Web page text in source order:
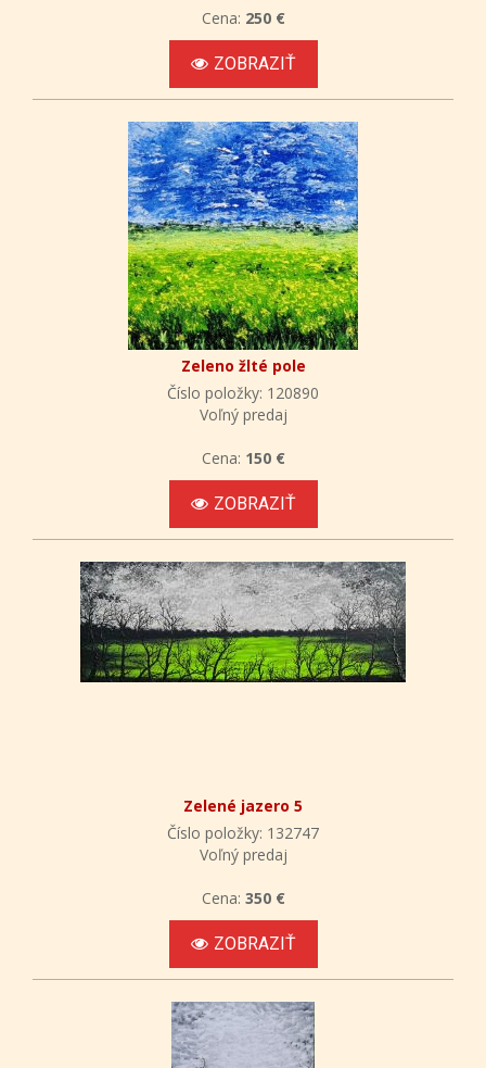
Cena: 250 €
ZOBRAZIŤ
Zeleno žlté pole
Číslo položky: 120890
Voľný predaj
Cena: 150 €
ZOBRAZIŤ
Zelené jazero 5
Číslo položky: 132747
Voľný predaj
Cena: 350 €
ZOBRAZIŤ